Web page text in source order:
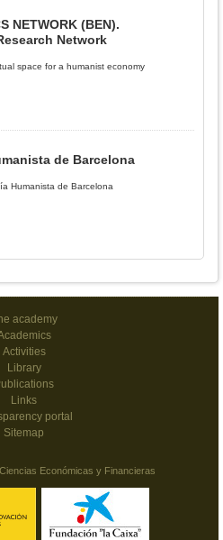
NETWORK (BEN).
Network
space for a humanist economy
de Barcelona
Humanista de Barcelona
academy
Activities
Library
Links
portal
Sitemap
Económicas y Financieras